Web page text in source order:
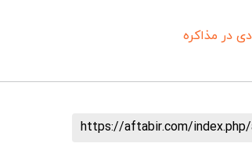
در مذاکره
https://aftabir.com/